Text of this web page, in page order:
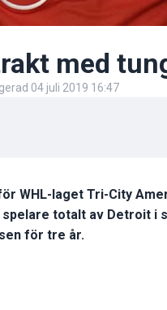
med
04 juli 2019 16:47
WHL-laget Tri-City
totalt av Detroit i
för tre år.